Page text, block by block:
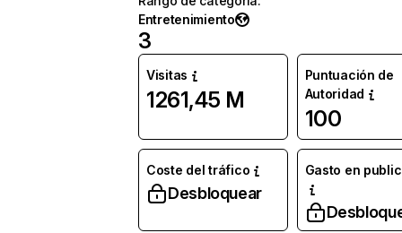
Entretenimiento
3
Visitas
1261,45 M
Puntuación de
Autoridad
100
Coste del tráfico
Desbloquear
Gasto en